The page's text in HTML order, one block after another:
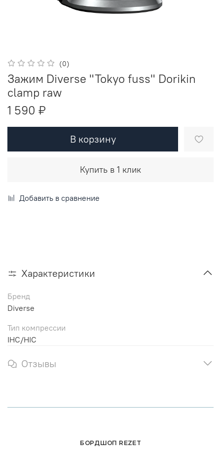
(0)
Зажим Diverse "Tokyo fuss" Dorikin
clamp raw
1 590 ₽
В корзину
Купить в 1 клик
Добавить в сравнение
Характеристики
Бренд
Diverse
Тип компрессии
IHC/HIC
Отзывы
БОРДШОП REZET